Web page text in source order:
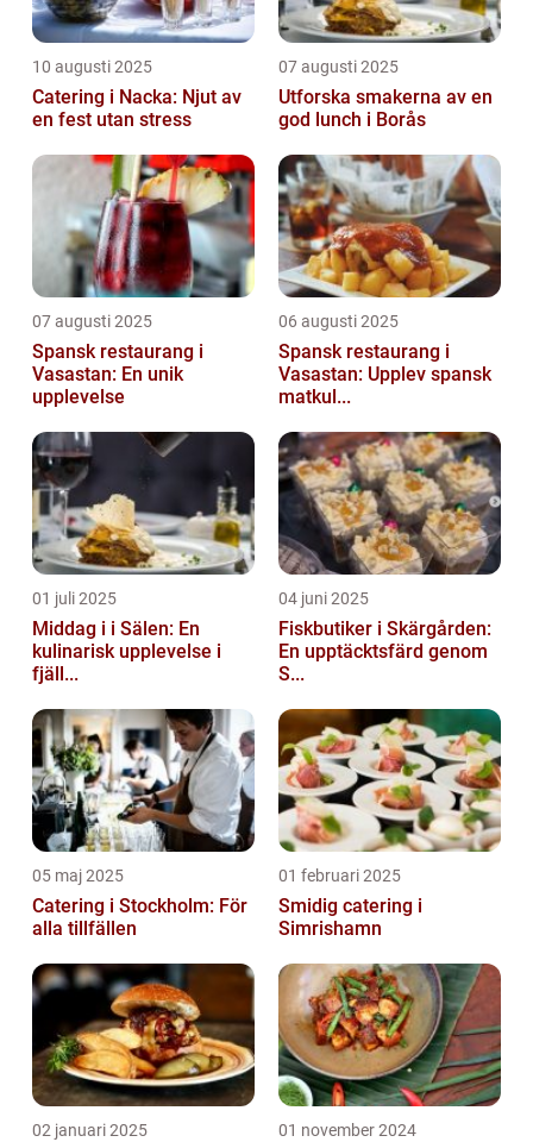
10 augusti 2025
Catering i Nacka: Njut av
en fest utan stress
07 augusti 2025
Utforska smakerna av en
god lunch i Borås
07 augusti 2025
Spansk restaurang i
Vasastan: En unik
upplevelse
06 augusti 2025
Spansk restaurang i
Vasastan: Upplev spansk
matkul...
01 juli 2025
Middag i i Sälen: En
kulinarisk upplevelse i
fjäll...
04 juni 2025
Fiskbutiker i Skärgården:
En upptäcktsfärd genom
S...
05 maj 2025
Catering i Stockholm: För
alla tillfällen
01 februari 2025
Smidig catering i
Simrishamn
02 januari 2025 01 november 2024